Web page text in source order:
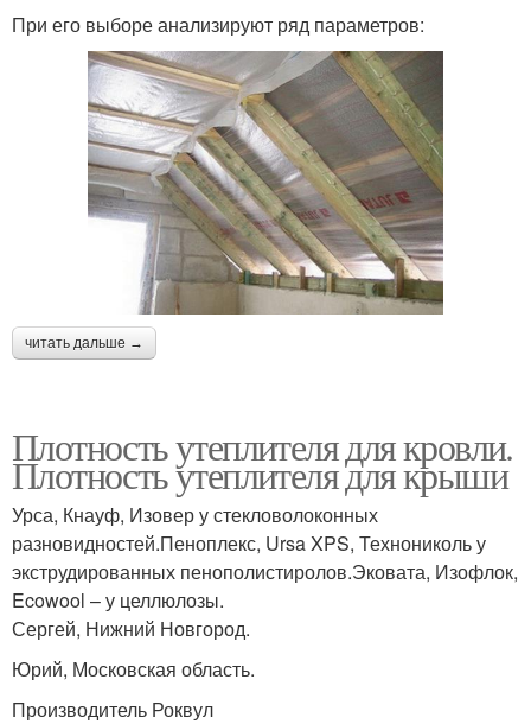
При его выборе анализируют ряд параметров:
читать дальше →
Плотность утеплителя для кровли.
Плотность утеплителя для крыши
Урса, Кнауф, Изовер у стекловолоконных
разновидностей.Пеноплекс, Ursa XPS, Технониколь у
экструдированных пенополистиролов.Эковата, Изофлок,
Ecowool – у целлюлозы.
Сергей, Нижний Новгород.
Юрий, Московская область.
Производитель Роквул